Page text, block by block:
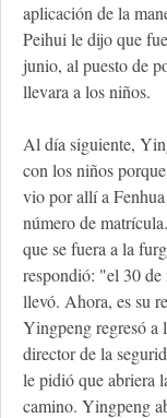
aplicación de la
Peihui le dijo que
junio, al puesto de
llevara a los niños.
Al día siguiente,
con los niños
vio por allí a
número de
que se fuera a la
respondió: "el 30
llevó. Ahora, es su
Yingpeng regresó a
director de la
le pidió que abriera
camino. Yingpeng